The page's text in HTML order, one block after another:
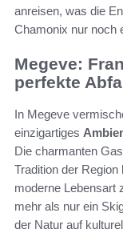
anreisen, was die
Chamonix nur noch
Megeve:
perfekte
In Megeve
einzigartiges
Die charmanten
Tradition der
moderne Lebensart
mehr als nur ein
der Natur auf